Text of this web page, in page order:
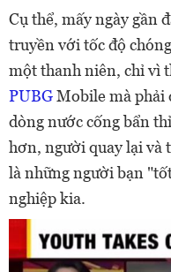
Cụ thể, mấy ngày gần
truyền với tốc độ
một thanh niên, chỉ vì
PUBGMobile mà phải
dòng nước cống bẩn
hơn, người quay lại và
là những người bạn
nghiệp kia.